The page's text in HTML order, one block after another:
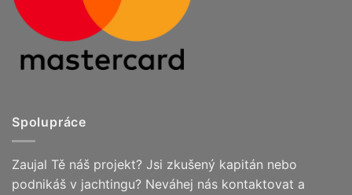
Spolupráce
Zaujal Tě náš projekt? Jsi zkušený kapitán nebo
podnikáš v jachtingu? Neváhej nás kontaktovat a